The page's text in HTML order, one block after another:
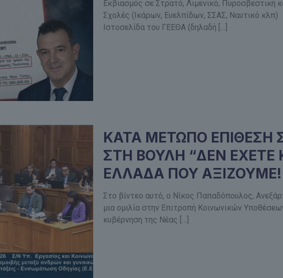
Εκβιασμός σε Στρατό, Λιμενικό, Πυροσβεστική
Σχολές (Ικάρων, Ευελπίδων, ΣΣΑΣ, Ναυτικό
Ιστοσελίδα του ΓΕΕΘΑ (δηλαδή
ΚΑΤΑ ΜΕΤΩΠΟ
ΣΤΗ ΒΟΥΛΗ “ΔΕΝ
ΕΛΛΑΔΑ ΠΟΥ ΑΞΙΖΟΥΜΕ!
Στο βίντεο αυτό, ο Νίκος Παπαδόπουλος,
μια ομιλία στην Επιτροπή Κοινωνικών
κυβέρνηση της Νέας […]